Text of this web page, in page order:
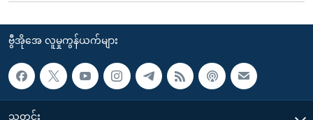
ဗွီအိုအေ လူမှုကွန်ယက်များ
သတင်း